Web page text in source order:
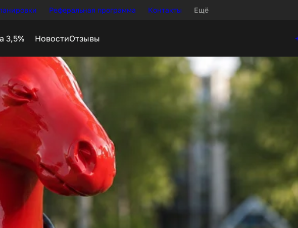
Реферальная программа Контакты Ещё
НовостиОтзывы